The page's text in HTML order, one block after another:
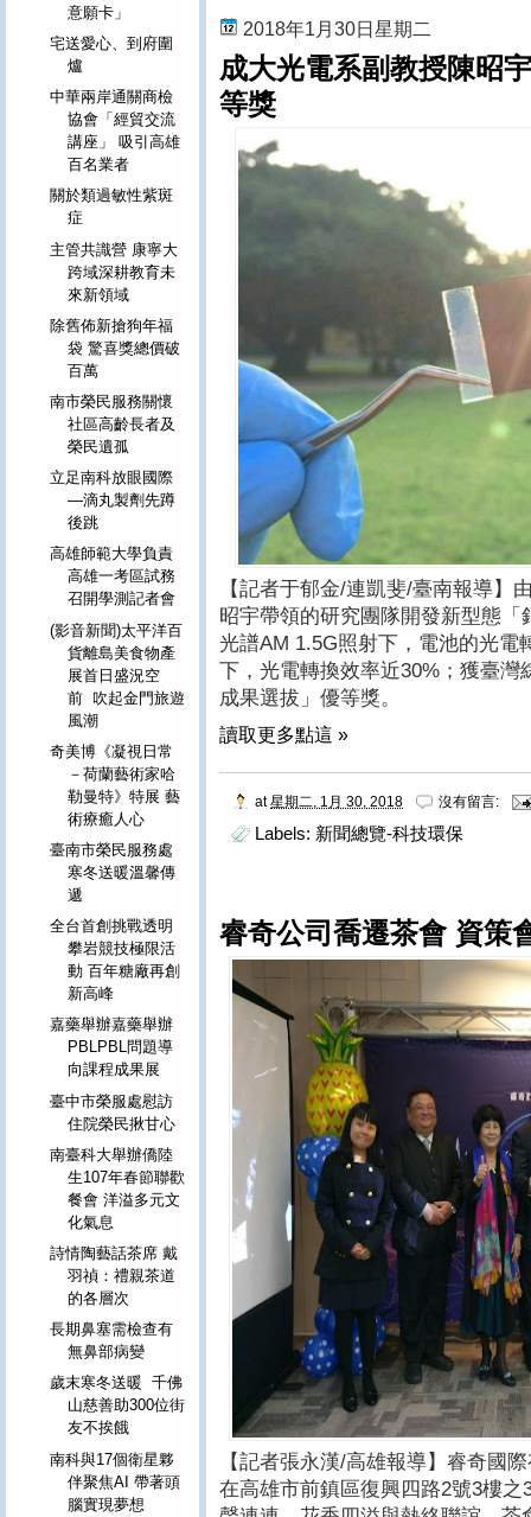
2018年1月30日星期二
成大光電系副教授陳昭
等獎
【記者于郁金/連凱斐/臺南報導】
昭宇帶領的研究團隊開發新型態
光譜AM 1.5G照射下，電池的光電
下，光電轉換效率近30%；獲臺
成果選拔」優等獎。
讀取更多點這 »
at星期二, 1月 30, 2018 沒有留言:
Labels: 新聞總覽-科技環保
睿奇公司喬遷茶會 資策
【記者張永漢/高雄報導】睿奇國
在高雄市前鎮區復興四路2號3樓之
意願卡」
宅送愛心、到府圍
爐
中華兩岸通關商檢
協會「經貿交流
講座」 吸引高雄
百名業者
關於類過敏性紫斑
症
主管共識營 康寧大
跨域深耕教育未
來新領域
除舊佈新搶狗年福
袋 驚喜獎總價破
百萬
南市榮民服務關懷
社區高齡長者及
榮民遺孤
立足南科放眼國際
—滴丸製劑先蹲
後跳
高雄師範大學負責
高雄一考區試務
召開學測記者會
(影音新聞)太平洋百
貨離島美食物產
展首日盛況空
前 吹起金門旅遊
風潮
奇美博《凝視日常
－荷蘭藝術家哈
勒曼特》特展 藝
術療癒人心
臺南市榮民服務處
寒冬送暖溫馨傳
遞
全台首創挑戰透明
攀岩競技極限活
動 百年糖廠再創
新高峰
嘉藥舉辦嘉藥舉辦
PBLPBL問題導
向課程成果展
臺中市榮服處慰訪
住院榮民揪甘心
南臺科大舉辦僑陸
生107年春節聯歡
餐會 洋溢多元文
化氣息
詩情陶藝話茶席 戴
羽禎：禮親茶道
的各層次
長期鼻塞需檢查有
無鼻部病變
歲末寒冬送暖 千佛
山慈善助300位街
友不挨餓
南科與17個衛星夥
伴聚焦AI 帶著頭
腦實現夢想